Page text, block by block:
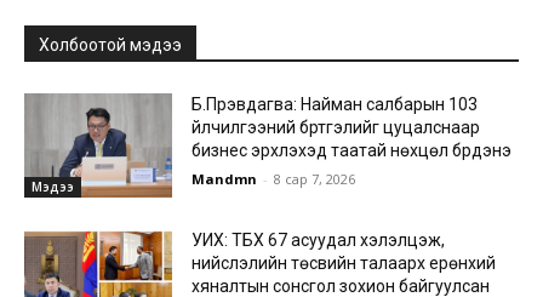
Холбоотой мэдээ
Мэдээ
Б.Пүрэвдагва: Найман салбарын 103
үйлчилгээний бүртгэлийг цуцалснаар
бизнес эрхлэхэд таатай нөхцөл бүрдэнэ
Mandmn - 8 сар 7, 2026
УИХ: ТБХ 67 асуудал хэлэлцэж,
нийслэлийн төсвийн талаарх ерөнхий
хяналтын сонсгол зохион байгуулсан